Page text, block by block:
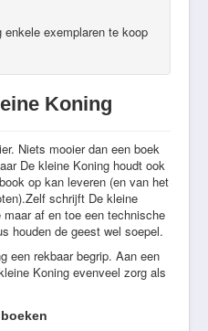
exemplaren te koop
Koning
Niets mooier dan een boek
De kleine Koning houdt ook
op kan leveren (en van het
schrijft De kleine
af en toe een technische
houden de geest wel soepel.
een rekbaar begrip. Aan een
Koning evenveel zorg als